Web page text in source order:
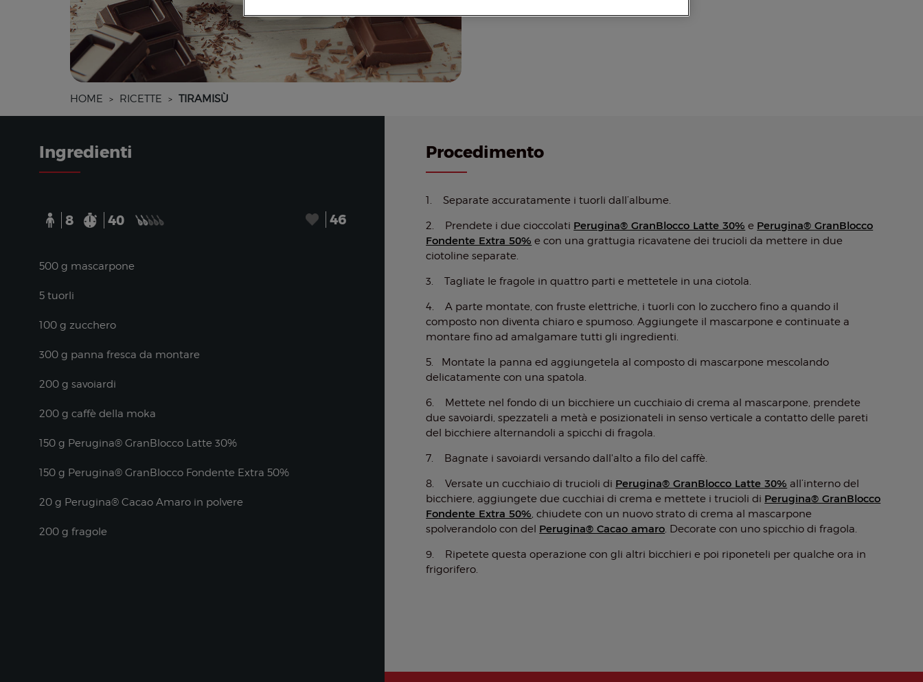
HOME > RICETTE > TIRAMISÙ
Ingredienti
8 40 46
500 g mascarpone
5 tuorli
100 g zucchero
300 g panna fresca da montare
200 g savoiardi
200 g caffè della moka
150 g Perugina® GranBlocco Latte 30%
150 g Perugina® GranBlocco Fondente Extra 50%
20 g Perugina® Cacao Amaro in polvere
200 g fragole
Procedimento
1. Separate accuratamente i tuorli dall’albume.
2. Prendete i due cioccolati Perugina® GranBlocco Latte 30% e Perugina® GranBlocco
Fondente Extra 50% e con una grattugia ricavatene dei trucioli da mettere in due
ciotoline separate.
3. Tagliate le fragole in quattro parti e mettetele in una ciotola.
4. A parte montate, con fruste elettriche, i tuorli con lo zucchero fino a quando il
composto non diventa chiaro e spumoso. Aggiungete il mascarpone e continuate a
montare fino ad amalgamare tutti gli ingredienti.
5. Montate la panna ed aggiungetela al composto di mascarpone mescolando
delicatamente con una spatola.
6. Mettete nel fondo di un bicchiere un cucchiaio di crema al mascarpone, prendete
due savoiardi, spezzateli a metà e posizionateli in senso verticale a contatto delle pareti
del bicchiere alternandoli a spicchi di fragola.
7. Bagnate i savoiardi versando dall'alto a filo del caffè.
8. Versate un cucchiaio di trucioli di Perugina® GranBlocco Latte 30% all’interno del
bicchiere, aggiungete due cucchiai di crema e mettete i trucioli di Perugina® GranBlocco
Fondente Extra 50%, chiudete con un nuovo strato di crema al mascarpone
spolverandolo con del Perugina® Cacao amaro. Decorate con uno spicchio di fragola.
9. Ripetete questa operazione con gli altri bicchieri e poi riponeteli per qualche ora in
frigorifero.